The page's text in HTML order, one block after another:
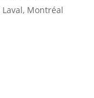
Montréal